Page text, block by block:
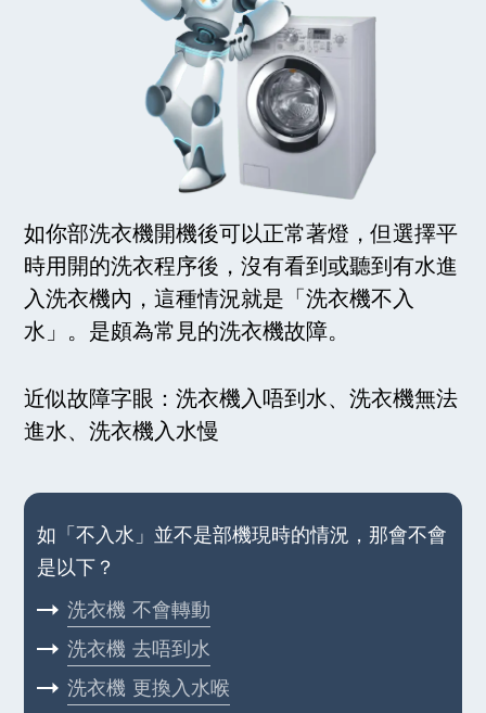
如你部洗衣機開機後可以正常著燈，但選擇平
時用開的洗衣程序後，沒有看到或聽到有水進
入洗衣機內，這種情況就是「洗衣機不入
水」。是頗為常見的洗衣機故障。
近似故障字眼：洗衣機入唔到水、洗衣機無法
進水、洗衣機入水慢
如「不入水」並不是部機現時的情況，那會不會
是以下？
洗衣機 不會轉動
洗衣機 去唔到水
洗衣機 更換入水喉